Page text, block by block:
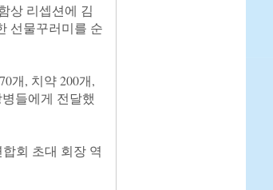
상 리셉션에 김
선물꾸러미를 순
개, 치약 200개,
들에게 전달했
회 초대 회장 역